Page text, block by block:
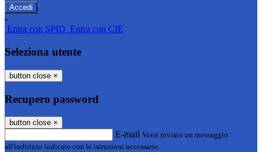
-
Entra con SPID Entra con CIE
Seleziona utente
button close ×
Recupero password
button close ×
E-mail Verrà inviato un messaggio
all'indirizzo indicato con le istruzioni necessarie.